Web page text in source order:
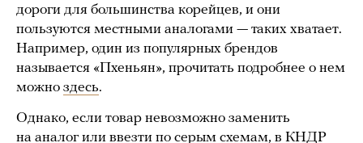
дороги для большинства корейцев, и они
пользуются местными аналогами — таких хватает.
Например, один из популярных брендов
называется «Пхеньян», прочитать подробнее о нем
можно здесь.
Однако, если товар невозможно заменить
на аналог или ввезти по серым схемам, в КНДР